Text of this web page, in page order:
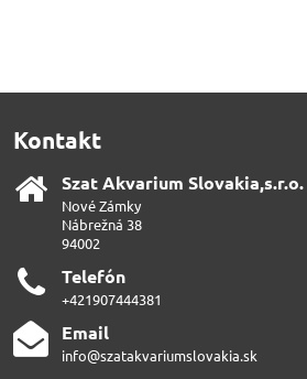
Kontakt
Szat Akvarium Slovakia,s​.r​.o​.
Nové Zámky
Nábrežná 38
94002
Telefón
+421907444381
Email
info@szatakvariumslovakia.sk